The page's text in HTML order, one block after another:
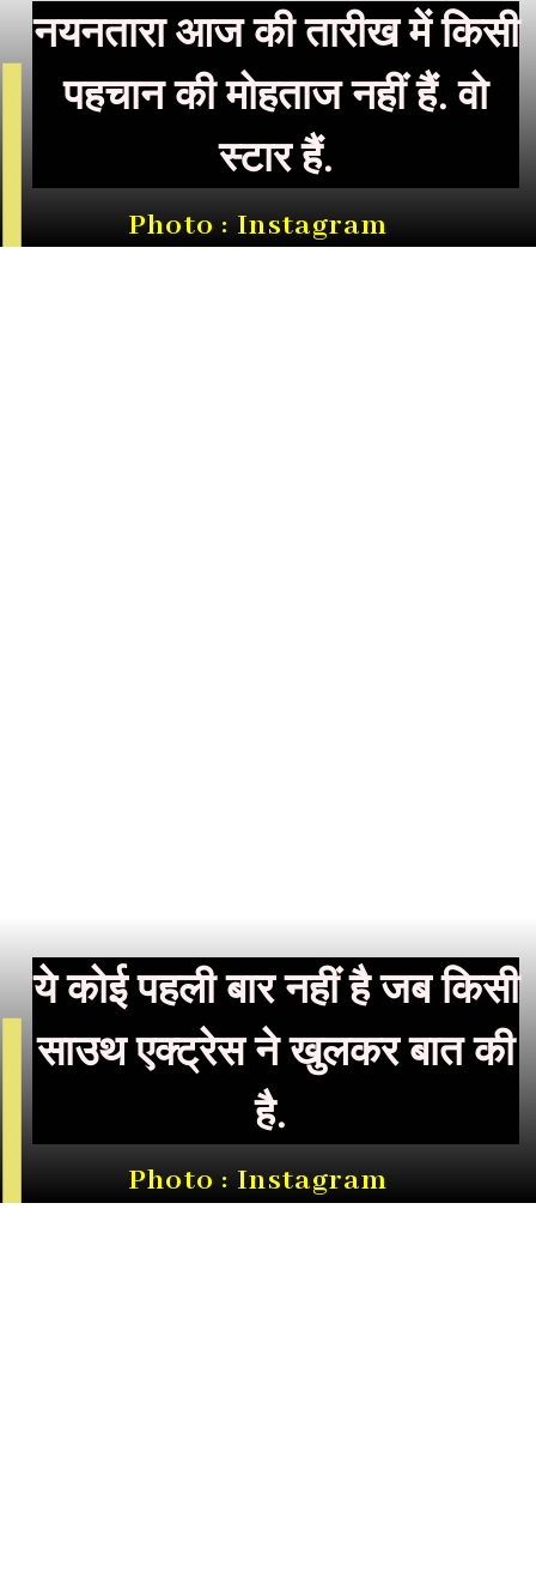
नयनतारा आज की तारीख में किसी
पहचान की मोहताज नहीं हैं. वो
स्टार हैं.
Photo : Instagram
ये कोई पहली बार नहीं है जब किसी
साउथ एक्ट्रेस ने खुलकर बात की
है.
Photo : Instagram